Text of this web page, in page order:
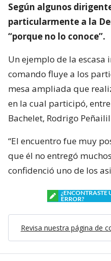
Según algunos
particularmente a la
“porque no lo conoce”.
Un ejemplo de la
comando fluye a los
mesa ampliada que
en la cual participó,
Bachelet, Rodrigo
“El encuentro fue muy
que él no entregó
confidenció uno de los
¿ENCONTRASTE
ERROR?
Revisa nuestra página de